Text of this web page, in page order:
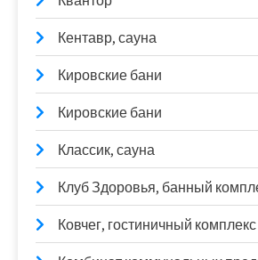
Кентавр, сауна
Кировские бани
Кировские бани
Классик, сауна
Клуб Здоровья, банный
Ковчег, гостиничный комплекс